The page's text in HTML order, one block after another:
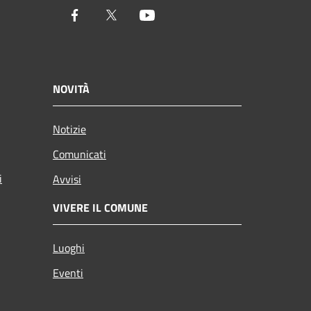
Facebook Twitter
NOVITÀ
Notizie
Comunicati
Avvisi
VIVERE IL COMUNE
Luoghi
Eventi